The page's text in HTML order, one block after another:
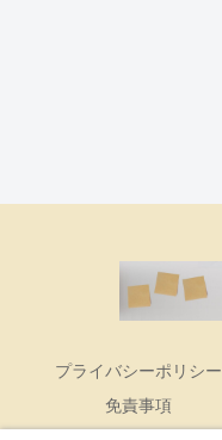
プライバシーポリシー
免責事項